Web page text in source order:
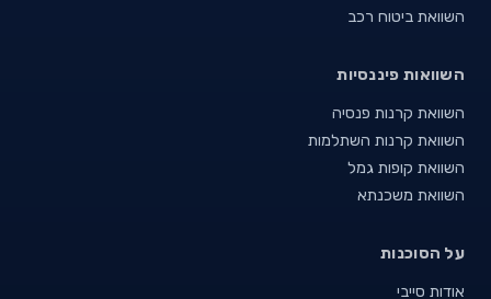
השוואת ביטוח רכב
השוואות פיננסיות
השוואת קרנות פנסיה
השוואת קרנות השתלמות
השוואת קופות גמל
השוואת משכנתא
על הסוכנות
אודות סייבי